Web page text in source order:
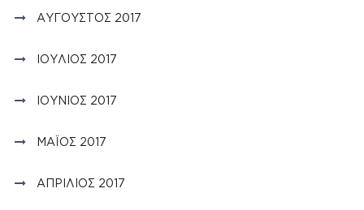
ΑΎΓΟΥΣΤΟΣ 2017
ΙΟΎΛΙΟΣ 2017
ΙΟΎΝΙΟΣ 2017
ΜΆΙΟΣ 2017
ΑΠΡΊΛΙΟΣ 2017